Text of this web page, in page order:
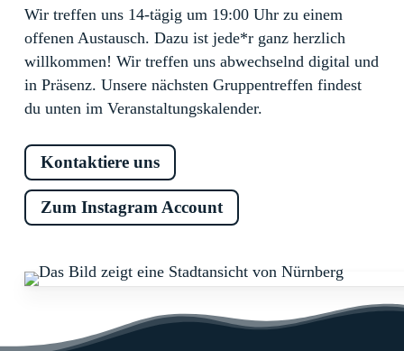
Wir treffen uns 14-tägig um 19:00 Uhr zu einem
offenen Austausch. Dazu ist jede*r ganz herzlich
willkommen! Wir treffen uns abwechselnd digital und
in Präsenz. Unsere nächsten Gruppentreffen findest
du unten im Veranstaltungskalender.
Kontaktiere uns
Zum Instagram Account